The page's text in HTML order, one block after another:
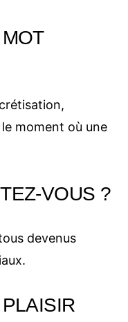
moment où une
VOUS ?
devenus